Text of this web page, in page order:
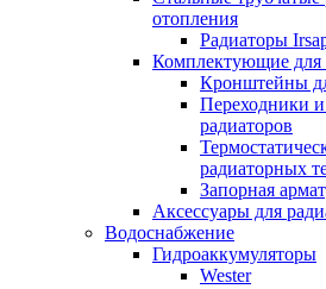
отопления
Радиаторы
Комплектующие для
Кронштейны
Переходники
радиаторов
радиаторных
Запорная
Аксессуары для
Водоснабжение
Гидроаккумуляторы
Wester